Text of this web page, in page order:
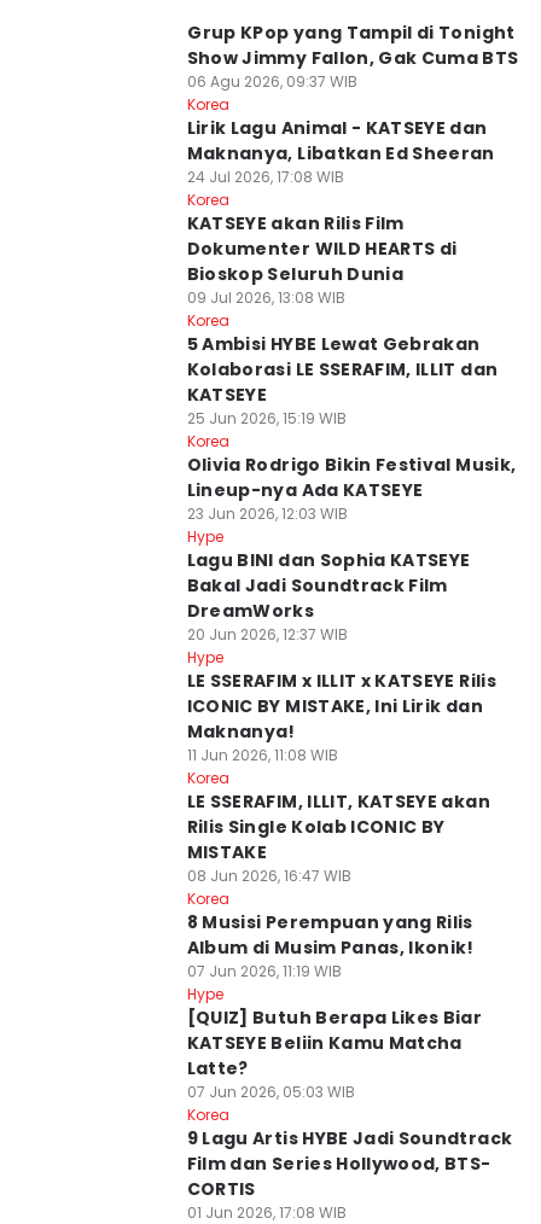
⁠⁠Grup KPop yang Tampil di Tonight
Show Jimmy Fallon, Gak Cuma BTS
06 Agu 2026, 09:37 WIB
Korea
Lirik Lagu Animal - KATSEYE dan
Maknanya, Libatkan Ed Sheeran
24 Jul 2026, 17:08 WIB
Korea
KATSEYE akan Rilis Film
Dokumenter WILD HEARTS di
Bioskop Seluruh Dunia
09 Jul 2026, 13:08 WIB
Korea
5 Ambisi HYBE Lewat Gebrakan
Kolaborasi LE SSERAFIM, ILLIT dan
KATSEYE
25 Jun 2026, 15:19 WIB
Korea
Olivia Rodrigo Bikin Festival Musik,
Lineup-nya Ada KATSEYE
23 Jun 2026, 12:03 WIB
Hype
Lagu BINI dan Sophia KATSEYE
Bakal Jadi Soundtrack Film
DreamWorks
20 Jun 2026, 12:37 WIB
Hype
LE SSERAFIM x ILLIT x KATSEYE Rilis
ICONIC BY MISTAKE, Ini Lirik dan
Maknanya!
11 Jun 2026, 11:08 WIB
Korea
LE SSERAFIM, ILLIT, KATSEYE akan
Rilis Single Kolab ICONIC BY
MISTAKE
08 Jun 2026, 16:47 WIB
Korea
8 Musisi Perempuan yang Rilis
Album di Musim Panas, Ikonik!
07 Jun 2026, 11:19 WIB
Hype
[QUIZ] Butuh Berapa Likes Biar
KATSEYE Beliin Kamu Matcha
Latte?
07 Jun 2026, 05:03 WIB
Korea
9 Lagu Artis HYBE Jadi Soundtrack
Film dan Series Hollywood, BTS-
CORTIS
01 Jun 2026, 17:08 WIB